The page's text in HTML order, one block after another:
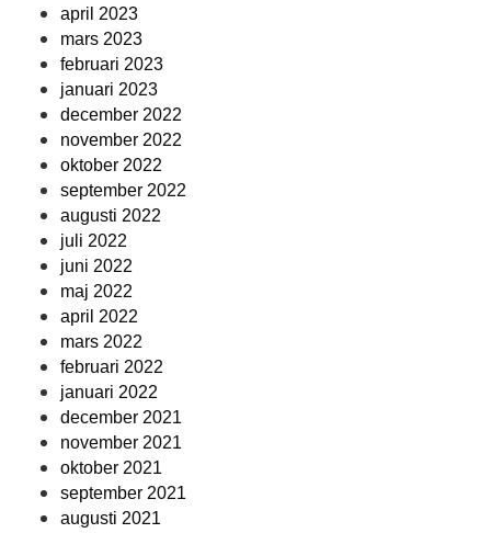
april 2023
mars 2023
februari 2023
januari 2023
december 2022
november 2022
oktober 2022
september 2022
augusti 2022
juli 2022
juni 2022
maj 2022
april 2022
mars 2022
februari 2022
januari 2022
december 2021
november 2021
oktober 2021
september 2021
augusti 2021